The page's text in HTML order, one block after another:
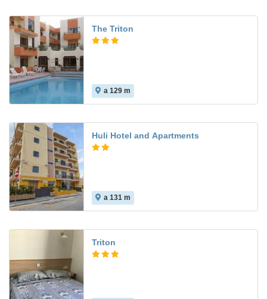
The Triton
a 129 m
Huli Hotel and Apartments
a 131 m
Triton